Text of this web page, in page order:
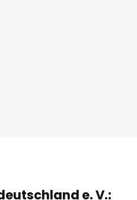
e. V.: